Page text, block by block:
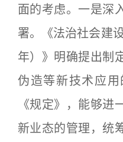
面的考虑。一是深
署。《法治社会建
年）》明确提出制
伪造等新技术应
《规定》，能够进
新业态的管理，统